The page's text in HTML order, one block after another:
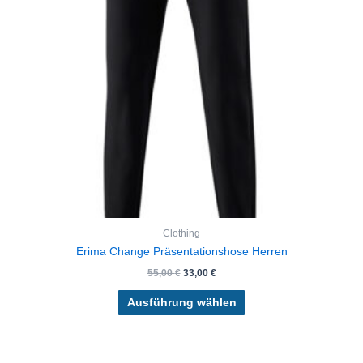
Clothing
Erima Change Präsentationshose Herren
55,00€ 33,00 €
Ausführung wählen
Optionen
können
auf
der
Produktseite
gewählt
werden